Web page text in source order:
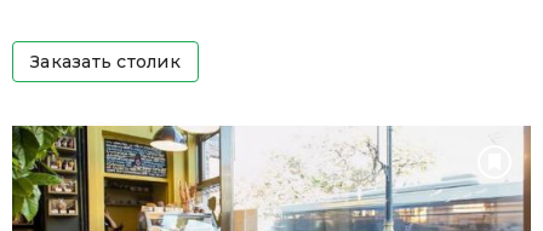
Заказать столик